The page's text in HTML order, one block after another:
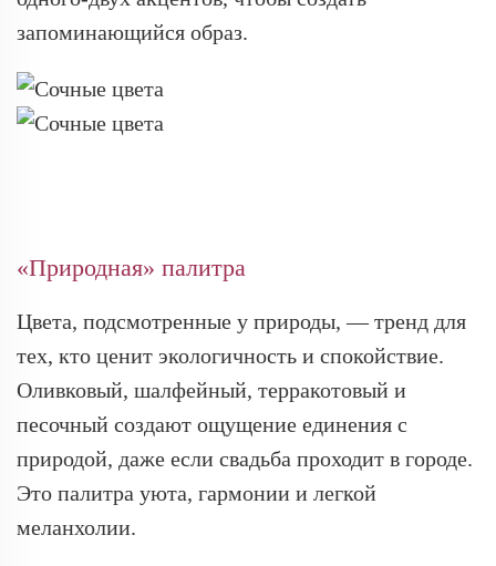
запоминающийся образ.
«Природная» палитра
Цвета, подсмотренные у природы, — тренд для
тех, кто ценит экологичность и спокойствие.
Оливковый, шалфейный, терракотовый и
песочный создают ощущение единения с
природой, даже если свадьба проходит в городе.
Это палитра уюта, гармонии и легкой
меланхолии.